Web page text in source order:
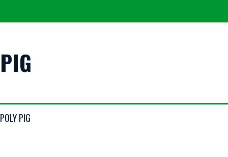
PIG
VIEW DETAILS
POLY PIG